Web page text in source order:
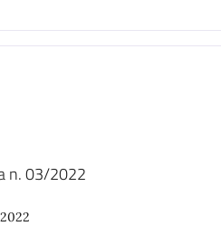
n. 03/2022